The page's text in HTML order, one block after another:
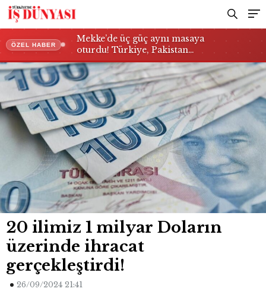
ÖZEL HABER
Mekke’de üç güç aynı masaya
oturdu! Türkiye, Pakistan…
20 ilimiz 1 milyar Doların
üzerinde ihracat
gerçekleştirdi!
26/09/2024 21:41